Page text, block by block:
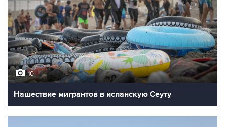
10
Нашествие мигрантов в испанскую Сеуту